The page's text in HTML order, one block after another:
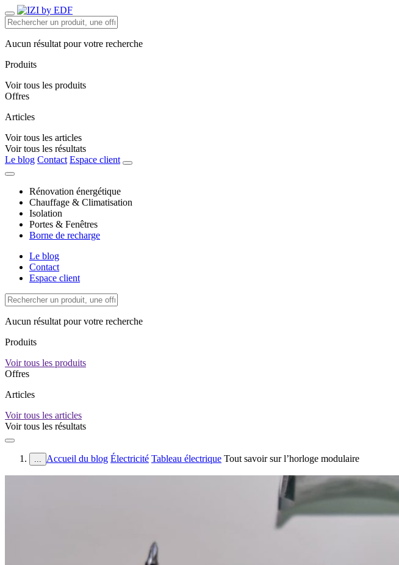
Aucun résultat pour votre recherche
Produits
Voir tous les produits
Offres
Articles
Voir tous les articles
Voir tous les résultats
Le blog Contact Espace client
Rénovation énergétique
Chauffage & Climatisation
Isolation
Portes & Fenêtres
Borne de recharge
Le blog
Contact
Espace client
Aucun résultat pour votre recherche
Produits
Voir tous les produits
Offres
Articles
Voir tous les articles
Voir tous les résultats
... Accueil du blog Électricité Tableau électrique Tout savoir sur l’horloge modulaire